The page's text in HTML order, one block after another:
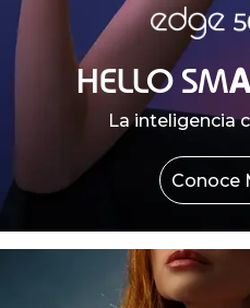
HELLO SM
La inteligencia
Conoce